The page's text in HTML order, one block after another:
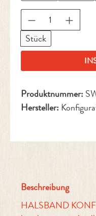
Produkt
Stück
Produktnummer:
Hersteller:
Beschreibung
HALSBAND